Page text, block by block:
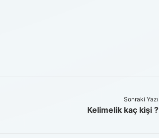
Sonraki Yazı
Kelimelik kaç kişi ?